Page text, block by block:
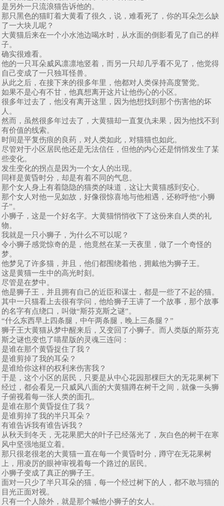
是另外一只流浪猫告诉他的。
那只黑色的猫盯着大黄看了很久，说，难看死了，你的耳朵怎么缺
了一大块儿呢？
大黄猫后来在一个小水池边喝水时，从水面的倒影看见了自己的样
子。
确实很难看。
他的一只耳朵威风凛凛地竖着，而另一只却几乎看不见了，他觉得
自己变成了一只独耳怪兽。
从此之后，在接下来的很多年里，他都对人类保持高度警觉。
如果不是心有不甘，他真想离开这片让他伤心的小区。
很多年过去了，他没有离开这里，因为他想找到那个伤害他的坏
人。
然而，虽然很多年过去了，大黄猫却一直复仇未果，因为他找不到
有价值的线索。
时间是平复伤痕的良药，对人类如此，对猫猫也如此。
尽管对于小区居民他还是无法信任，但他的内心还是悄悄发生了某
些变化。
发生变化的拐点是因为一个女人的出现。
同样是黄昏时分，却是有着不同的气息。
那个女人身上有着隐隐的猫类的味道，这让大黄猫感到安心。
那个女人对他一见如故，好像很惊喜地与他相遇，还称呼他“小狮
子”。
小狮子，这是一个好名字。大黄猫悄悄收下了这份来自人类的礼
物。
我就是一只小狮子，为什么不可以呢？
令小狮子感觉惊奇的是，他竟然在某一天夜里，做了一个奇怪的
梦。
他梦见了许多猫，并且，他们都围绕着他，拥戴他为狮子王。
这是黄猫一生中的高光时刻。
尽管是在梦中。
他是狮子王，并且拥有自己的近臣和谋士，都是一些了不起的猫。
其中一只猫看上去很有学问，他给狮子王讲了一个故事，那个故事
的名字有点绕口，叫做“斯芬克斯之谜”。
“什么东西早上四条腿，中午两条腿，晚上三条腿？”
狮子王大黄猫从梦中醒来后，又变回了小狮子。而人类版的斯芬克
斯之谜也变也了喵星版的灵魂三连问：
是谁在那个黄昏捉住了我？
是谁剪掉了我的耳朵？
是谁给你这样的权利来伤害我？
于是，这个小区的居民，只要是从中心花园那棵巨大的无花果树下
经过，都会看见一只威风八面的大黄猫蹲在树干之间，就像一头狮
子俯视着每一张人类的面孔。
是谁在那个黄昏捉住了我？
是谁剪掉了我的半只耳朵？
有谁告诉我有谁告诉我？
从秋天到冬天，无花果肥大的叶子已经落光了，灰白色的树干在寒
风中坚强地挺立着。
那只很老很老的大黄猫一直在每一个黄昏时分，蹲守在无花果树
上，用凌厉的眼神审视着每一个路过的居民。
小狮子变成了真正的狮子王。
面对一只少了半只耳朵的猫，每一个经过树下的人，都不敢与猫的
目光正面对视。
只有一个人除外，就是那个喊他小狮子的女人。